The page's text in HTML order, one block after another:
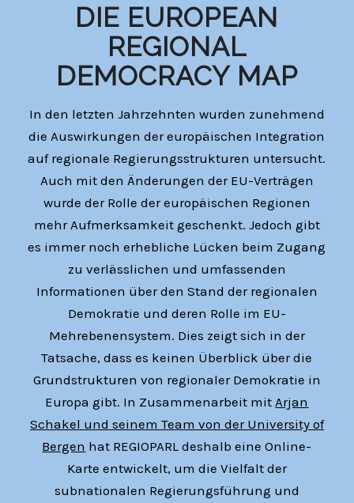
DIE EUROPEAN
REGIONAL
DEMOCRACY MAP
In den letzten Jahrzehnten wurden zunehmend
die Auswirkungen der europäischen Integration
auf regionale Regierungsstrukturen untersucht.
Auch mit den Änderungen der EU-Verträgen
wurde der Rolle der europäischen Regionen
mehr Aufmerksamkeit geschenkt. Jedoch gibt
es immer noch erhebliche Lücken beim Zugang
zu verlässlichen und umfassenden
Informationen über den Stand der regionalen
Demokratie und deren Rolle im EU-
Mehrebenensystem. Dies zeigt sich in der
Tatsache, dass es keinen Überblick über die
Grundstrukturen von regionaler Demokratie in
Europa gibt. In Zusammenarbeit mit Arjan
Schakel und seinem Team von der University of
Bergen hat REGIOPARL deshalb eine Online-
Karte entwickelt, um die Vielfalt der
subnationalen Regierungsführung und